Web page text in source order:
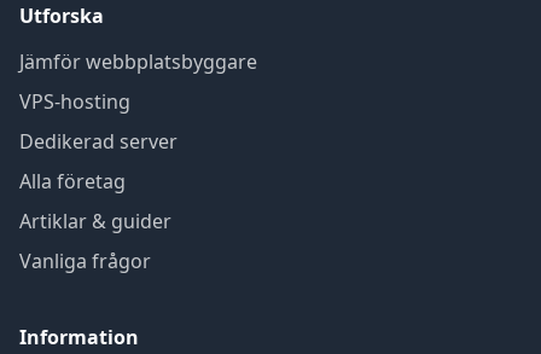
Utforska
Jämför webbplatsbyggare
VPS-hosting
Dedikerad server
Alla företag
Artiklar & guider
Vanliga frågor
Information